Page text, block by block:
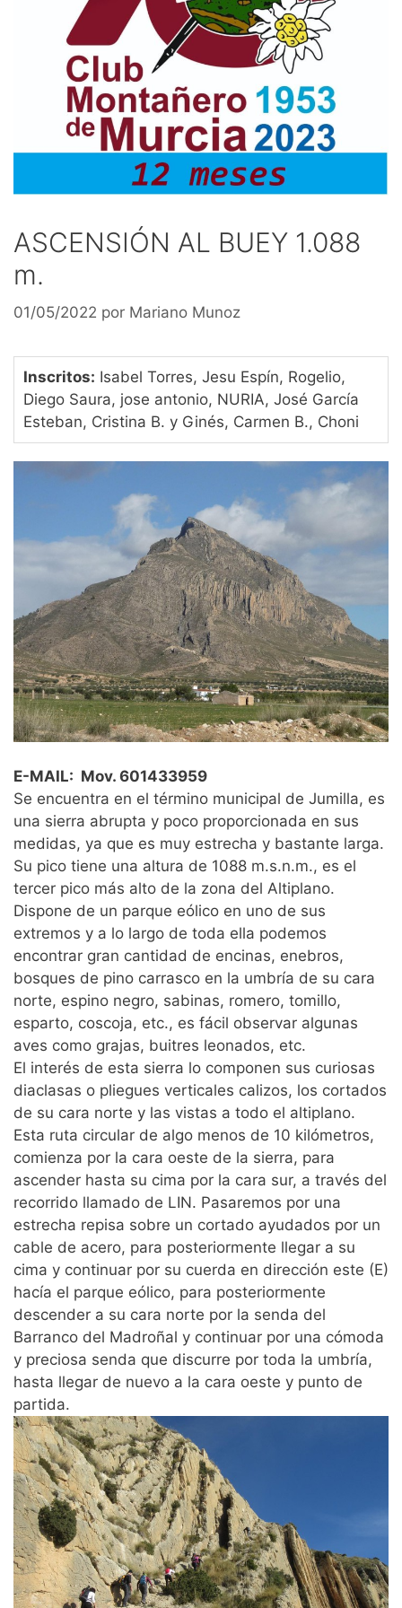
ASCENSIÓN AL BUEY 1.088
m.
01/05/2022 por Mariano Munoz
Inscritos: Isabel Torres, Jesu Espín, Rogelio,
Diego Saura, jose antonio, NURIA, José García
Esteban, Cristina B. y Ginés, Carmen B., Choni
E-MAIL: Mov. 601433959
Se encuentra en el término municipal de Jumilla, es
una sierra abrupta y poco proporcionada en sus
medidas, ya que es muy estrecha y bastante larga.
Su pico tiene una altura de 1088 m.s.n.m., es el
tercer pico más alto de la zona del Altiplano.
Dispone de un parque eólico en uno de sus
extremos y a lo largo de toda ella podemos
encontrar gran cantidad de encinas, enebros,
bosques de pino carrasco en la umbría de su cara
norte, espino negro, sabinas, romero, tomillo,
esparto, coscoja, etc., es fácil observar algunas
aves como grajas, buitres leonados, etc.
El interés de esta sierra lo componen sus curiosas
diaclasas o pliegues verticales calizos, los cortados
de su cara norte y las vistas a todo el altiplano.
Esta ruta circular de algo menos de 10 kilómetros,
comienza por la cara oeste de la sierra, para
ascender hasta su cima por la cara sur, a través del
recorrido llamado de LIN. Pasaremos por una
estrecha repisa sobre un cortado ayudados por un
cable de acero, para posteriormente llegar a su
cima y continuar por su cuerda en dirección este (E)
hacía el parque eólico, para posteriormente
descender a su cara norte por la senda del
Barranco del Madroñal y continuar por una cómoda
y preciosa senda que discurre por toda la umbría,
hasta llegar de nuevo a la cara oeste y punto de
partida.